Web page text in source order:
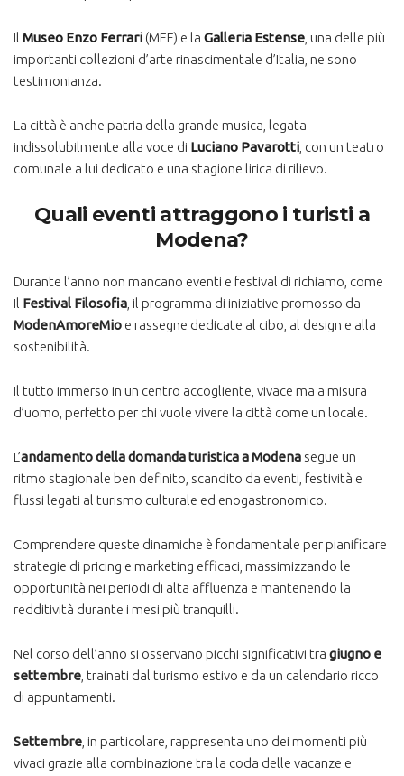
Il Museo Enzo Ferrari (MEF) e la Galleria Estense , una delle più
importanti collezioni d’arte rinascimentale d’Italia, ne sono
testimonianza.
La città è anche patria della grande musica, legata
indissolubilmente alla voce di Luciano Pavarotti , con un teatro
comunale a lui dedicato e una stagione lirica di rilievo.
Quali eventi attraggono i turisti a
Modena?
Durante l’anno non mancano eventi e festival di richiamo, come
Il Festival Filosofia , il programma di iniziative promosso da
ModenAmoreMio e rassegne dedicate al cibo, al design e alla
sostenibilità.
Il tutto immerso in un centro accogliente, vivace ma a misura
d’uomo, perfetto per chi vuole vivere la città come un locale.
L’andamento della domanda turistica a Modena segue un
ritmo stagionale ben definito, scandito da eventi, festività e
flussi legati al turismo culturale ed enogastronomico.
Comprendere queste dinamiche è fondamentale per pianificare
strategie di pricing e marketing efficaci, massimizzando le
opportunità nei periodi di alta affluenza e mantenendo la
redditività durante i mesi più tranquilli.
Nel corso dell’anno si osservano picchi significativi tra giugno e
settembre , trainati dal turismo estivo e da un calendario ricco
di appuntamenti.
Settembre , in particolare, rappresenta uno dei momenti più
vivaci grazie alla combinazione tra la coda delle vacanze e